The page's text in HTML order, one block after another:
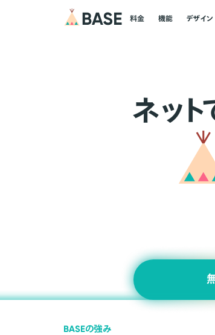
料金 機能 デザイン
ネッ ト
BASEの強み